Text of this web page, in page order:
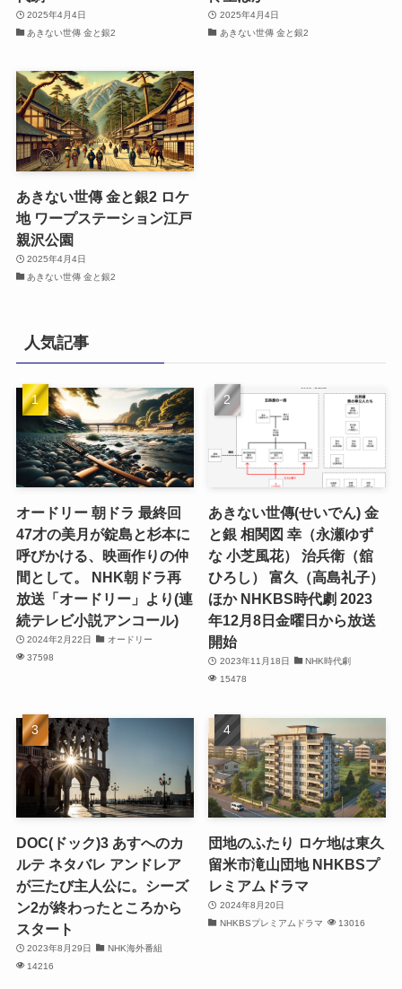
2025年4月4日
あきない世傳 金と銀2
2025年4月4日
あきない世傳 金と銀2
あきない世傳 金と銀2 ロケ
地 ワープステーション江戸
親沢公園
2025年4月4日
あきない世傳 金と銀2
人気記事
オードリー 朝ドラ 最終回
47才の美月が錠島と杉本に
呼びかける、映画作りの仲
間として。 NHK朝ドラ再
放送「オードリー」より(連
続テレビ小説アンコール)
2024年2月22日
オードリー
37598
あきない世傳(せいでん) 金
と銀 相関図 幸（永瀬ゆず
な 小芝風花） 治兵衛（舘
ひろし） 富久（高島礼子）
ほか NHKBS時代劇 2023
年12月8日金曜日から放送
開始
2023年11月18日
NHK時代劇
15478
DOC(ドック)3 あすへのカ
ルテ ネタバレ アンドレア
が三たび主人公に。シーズ
ン2が終わったところから
スタート
2023年8月29日
NHK海外番組
14216
団地のふたり ロケ地は東久
留米市滝山団地 NHKBSプ
レミアムドラマ
2024年8月20日
NHKBSプレミアムドラマ
13016